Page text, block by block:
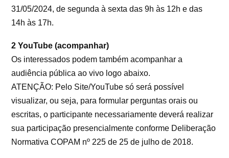
31/05/2024, de segunda à sexta das 9h às 12h e das
14h às 17h.
2 YouTube (acompanhar)
Os interessados podem também acompanhar a
audiência pública ao vivo logo abaixo.
ATENÇÃO: Pelo Site/YouTube só será possível
visualizar, ou seja, para formular perguntas orais ou
escritas, o participante necessariamente deverá realizar
sua participação presencialmente conforme Deliberação
Normativa COPAM nº 225 de 25 de julho de 2018.